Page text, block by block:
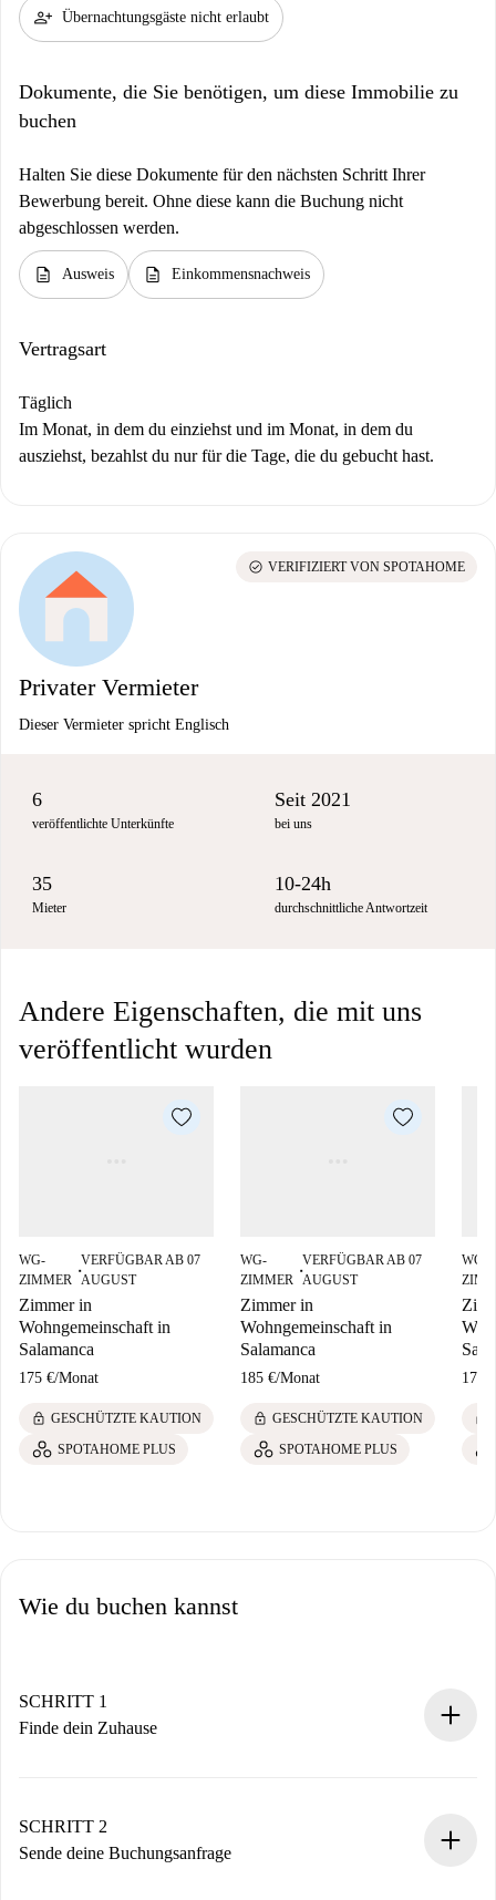
person_add Übernachtungsgäste nicht erlaubt
Dokumente, die Sie benötigen, um diese Immobilie zu
buchen
Halten Sie diese Dokumente für den nächsten Schritt Ihrer
Bewerbung bereit. Ohne diese kann die Buchung nicht
abgeschlossen werden.
description Ausweis description Einkommensnachweis
Vertragsart
Täglich
Im Monat, in dem du einziehst und im Monat, in dem du
ausziehst, bezahlst du nur für die Tage, die du gebucht hast.
Privater Vermieter
Dieser Vermieter spricht Englisch
check_circle VERIFIZIERT VON SPOTAHOME
6
veröffentlichte Unterkünfte
Seit 2021
bei uns
35
Mieter
10-24h
durchschnittliche Antwortzeit
Andere Eigenschaften, die mit uns
veröffentlicht wurden
WG-
ZIMMER
■
VERFÜGBAR AB 07
AUGUST
Zimmer in
Wohngemeinschaft in
Salamanca
175 €/Monat
lock GESCHÜTZTE KAUTION
SPOTAHOME PLUS
WG-
ZIMMER
■
VERFÜGBAR AB 07
AUGUST
Zimmer in
Wohngemeinschaft in
Salamanca
185 €/Monat
lock GESCHÜTZTE KAUTION
SPOTAHOME PLUS
WG-
175 €
lock
Wie du buchen kannst
SCHRITT 1
Finde dein Zuhause
Du erhältst alle notwendigen Informationen im Voraus.
SCHRITT 2
Sende deine Buchungsanfrage